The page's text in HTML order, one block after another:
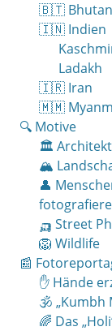
🇧🇹 Bhutan
🇮🇳 Indien
Ladakh
🇮🇷 Iran
🇲🇲
🔍 Motive
🏛
🏔
👤
🛺 Street
🦁 Wildlife
📰
✋ Hände
🕉 „Kumbh
🌈 Das